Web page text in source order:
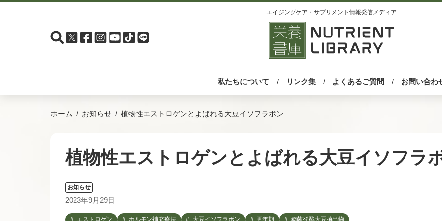
エイジングケア・サプリメント情報発信メディア
私たちについて リンク集 よくあるご質問 お問い合わ
ホーム お知らせ 植物性エストロゲンとよばれる大豆イソフラボン
植物性エストロゲンとよばれる大豆イソフラ
お知らせ
2023年9月29日
エストロゲン ホルモン補充療法 大豆イソフラボン 更年期 麴菌発酵大豆抽出物